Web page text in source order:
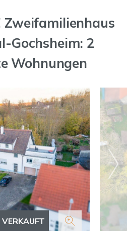
Zweifamilienhaus
Gochsheim: 2
Wohnungen
VERKAUFT